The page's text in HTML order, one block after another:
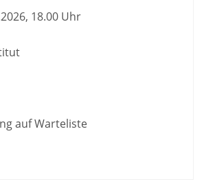
18.00 Uhr
auf Warteliste